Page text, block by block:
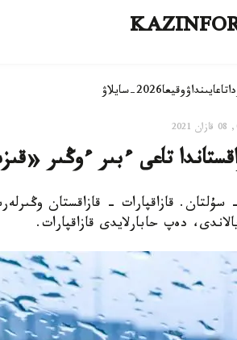
تاعايىنداۋوقيعا2026-سايلاۋ
تاعى ءبىر ءوڭىر
سۇلتان. قازاقپارات - قازاقستان
دەپ حابارلايدى قازاقپارات.